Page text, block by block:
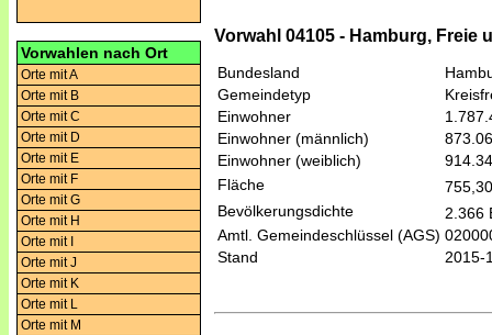
Vorwahlen nach Ort
Orte mit A
Orte mit B
Orte mit C
Orte mit D
Orte mit E
Orte mit F
Orte mit G
Orte mit H
Orte mit I
Orte mit J
Orte mit K
Orte mit L
Orte mit M
Vorwahl 04105 - Hamburg, Freie
Bundesland
Gemeindetyp
Einwohner
Einwohner (männlich)
Einwohner (weiblich)
Fläche
Bevölkerungsdichte
2.366
Amtl. Gemeindeschlüssel (AGS)
Stand
2015-